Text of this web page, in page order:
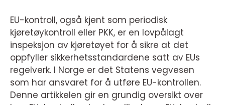
EU-kontroll, også kjent som periodisk
kjøretøykontroll eller PKK, er en lovpålagt
inspeksjon av kjøretøyet for å sikre at det
oppfyller sikkerhetsstandardene satt av EUs
regelverk. I Norge er det Statens vegvesen
som har ansvaret for å utføre EU-kontrollen.
Denne artikkelen gir en grundig oversikt over